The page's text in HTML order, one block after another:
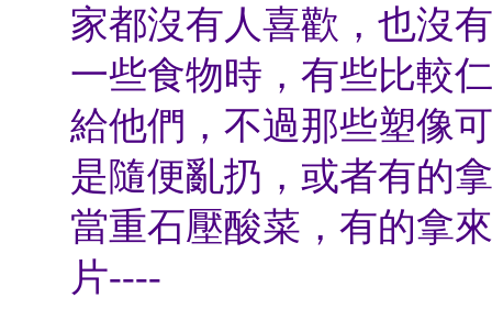
家都沒有人喜歡，也沒
一些食物時，有些比較
給他們，不過那些塑像
是隨便亂扔，或者有的
當重石壓酸菜，有的拿
片----